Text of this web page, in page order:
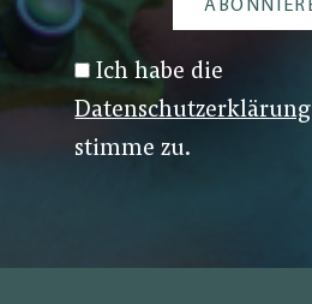
Ich habe die
Datenschutzerklärung
stimme zu.